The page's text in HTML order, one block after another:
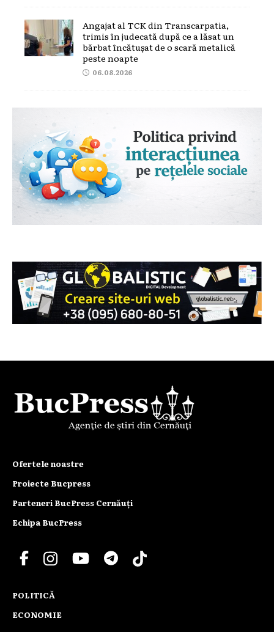
Angajat al TCK din Transcarpatia,
trimis în judecată după ce a lăsat un
bărbat încătușat de o scară metalică
peste noapte
06.08.2026
Ofertele noastre
Proiecte Bucpress
Parteneri BucPress Cernăuți
Echipa BucPress
POLITICĂ
ECONOMIE